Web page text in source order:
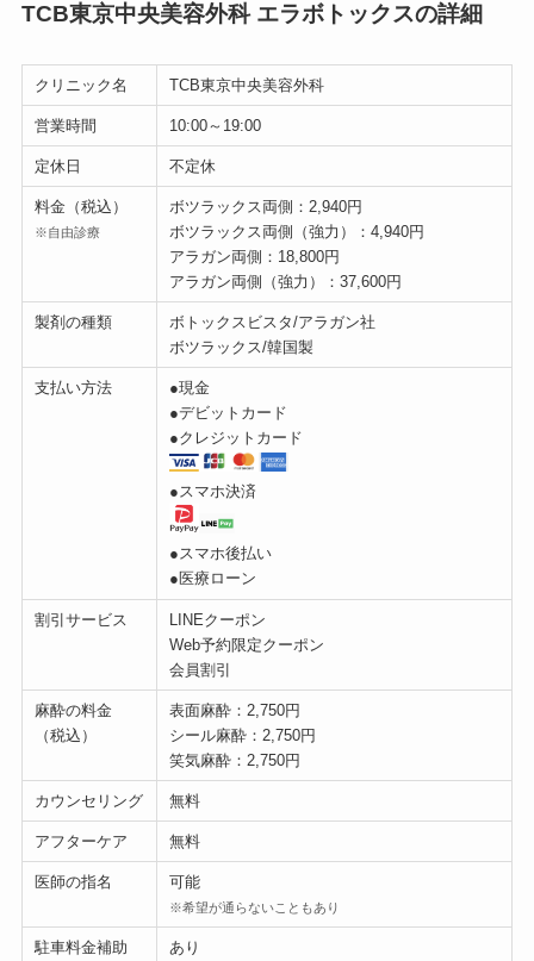
TCB東京中央美容外科 エラボトックスの詳細
クリニック名 TCB東京中央美容外科
営業時間 10:00～19:00
定休日 不定休
料金（税込）
※自由診療
ボツラックス両側：2,940円
ボツラックス両側（強力）：4,940円
アラガン両側：18,800円
アラガン両側（強力）：37,600円
製剤の種類
ボトックスビスタ/アラガン社
ボツラックス/韓国製
支払い方法
●現金
●デビットカード
●クレジットカード
●スマホ決済
●スマホ後払い
●医療ローン
割引サービス
LINEクーポン
Web予約限定クーポン
会員割引
麻酔の料金
（税込）
表面麻酔：2,750円
シール麻酔：2,750円
笑気麻酔：2,750円
カウンセリング 無料
アフターケア 無料
医師の指名 可能
※希望が通らないこともあり
駐車料金補助 あり